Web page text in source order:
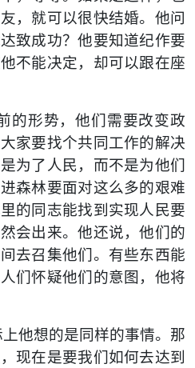
，就可以很快结婚。他问
致成功？他要知道纪作要
不能决定，却可以跟在座
形势，他们需要改变政
家要找个共同工作的解决
为了人民，而不是为他们
森林要面对这么多的艰难
的同志能找到实现人民要
会出来。他还说，他们的
去召集他们。 有些东西能
们怀疑他们的意图，他将
他想的是同样的事情。那
现在是要我们如何去达到